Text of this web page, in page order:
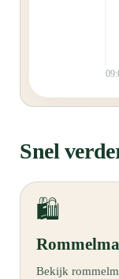
Snel
🛍️
Bekijk